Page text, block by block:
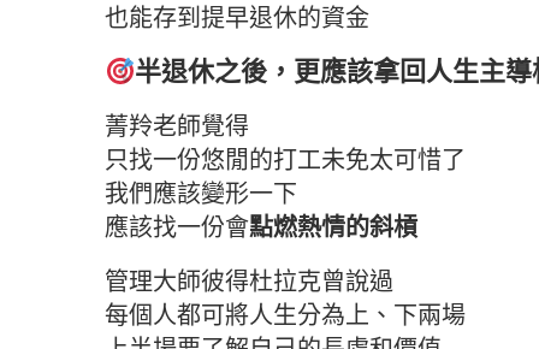
也能存到提早退休的資金
半退休之後，更應該拿回人生主導
菁羚老師覺得
只找一份悠閒的打工未免太可惜了
我們應該變形一下
應該找一份會點燃熱情的斜槓
管理大師彼得杜拉克曾說過
每個人都可將人生分為上、下兩場